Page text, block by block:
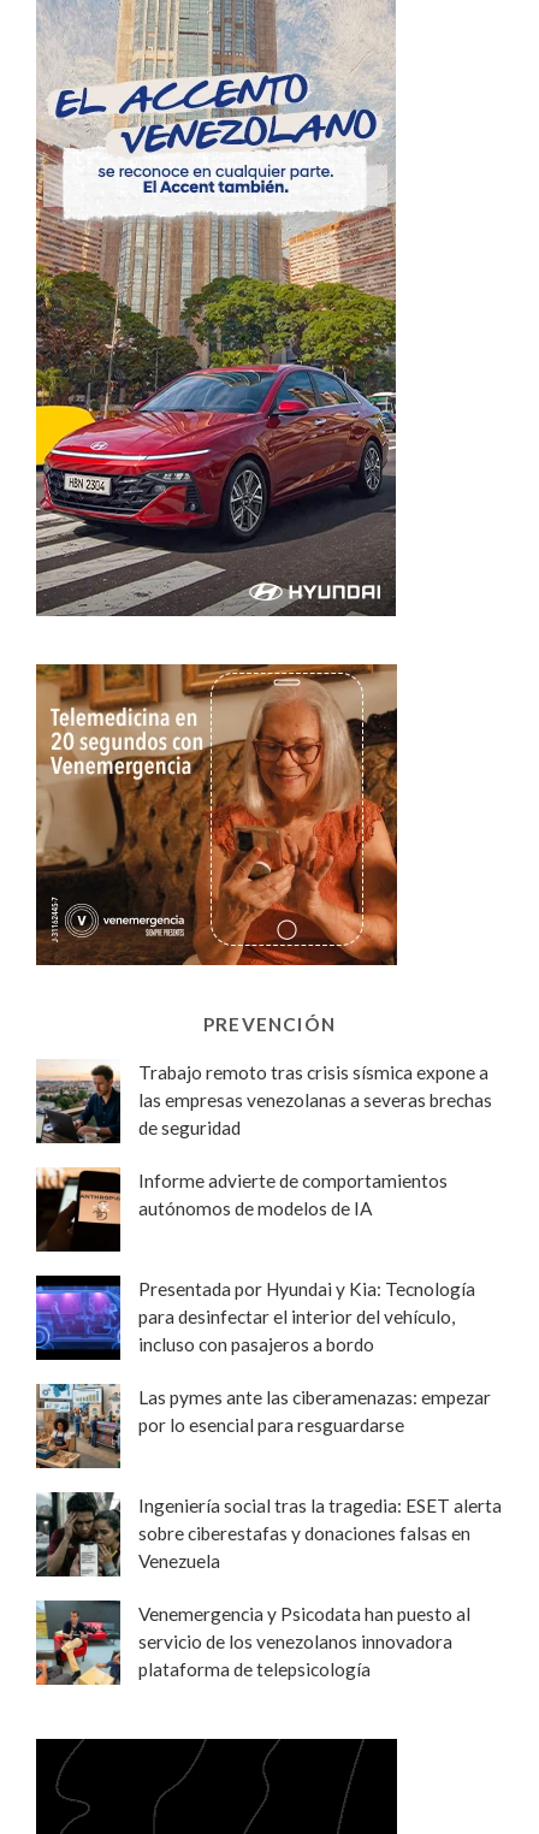
PREVENCIÓN
Trabajo remoto tras crisis sísmica expone a
las empresas venezolanas a severas brechas
de seguridad
Informe advierte de comportamientos
autónomos de modelos de IA
Presentada por Hyundai y Kia: Tecnología
para desinfectar el interior del vehículo,
incluso con pasajeros a bordo
Las pymes ante las ciberamenazas: empezar
por lo esencial para resguardarse
Ingeniería social tras la tragedia: ESET alerta
sobre ciberestafas y donaciones falsas en
Venezuela
Venemergencia y Psicodata han puesto al
servicio de los venezolanos innovadora
plataforma de telepsicología